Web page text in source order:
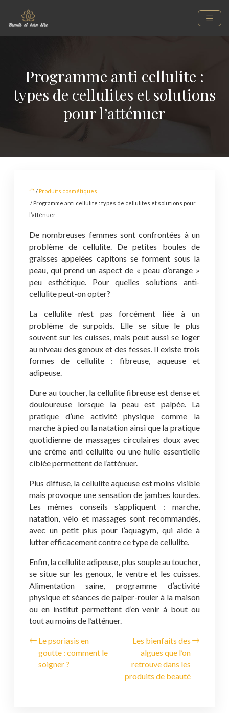
Programme anti cellulite :
types de cellulites et solutions
pour l’atténuer
/ Produits cosmétiques
/ Programme anti cellulite : types de cellulites et solutions pour
l’atténuer
De nombreuses femmes sont confrontées à un
problème de cellulite. De petites boules de
graisses appelées capitons se forment sous la
peau, qui prend un aspect de « peau d’orange »
peu esthétique. Pour quelles solutions anti-
cellulite peut-on opter?
La cellulite n’est pas forcément liée à un
problème de surpoids. Elle se situe le plus
souvent sur les cuisses, mais peut aussi se loger
au niveau des genoux et des fesses. Il existe trois
formes de cellulite : fibreuse, aqueuse et
adipeuse.
Dure au toucher, la cellulite fibreuse est dense et
douloureuse lorsque la peau est palpée. La
pratique d’une activité physique comme la
marche à pied ou la natation ainsi que la pratique
quotidienne de massages circulaires doux avec
une crème anti cellulite ou une huile essentielle
ciblée permettent de l’atténuer.
Plus diffuse, la cellulite aqueuse est moins visible
mais provoque une sensation de jambes lourdes.
Les mêmes conseils s’appliquent : marche,
natation, vélo et massages sont recommandés,
avec un petit plus pour l’aquagym, qui aide à
lutter efficacement contre ce type de cellulite.
Enfin, la cellulite adipeuse, plus souple au toucher,
se situe sur les genoux, le ventre et les cuisses.
Alimentation saine, programme d’activité
physique et séances de palper-rouler à la maison
ou en institut permettent d’en venir à bout ou
tout au moins de l’atténuer.
Le psoriasis en
goutte : comment le
soigner ?
Les bienfaits des
algues que l’on
retrouve dans les
produits de beauté